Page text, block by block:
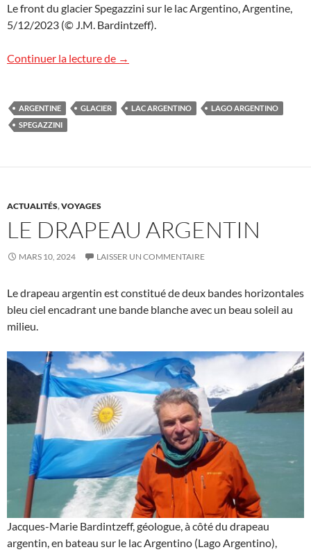
Le front du glacier Spegazzini sur le lac Argentino, Argentine,
5/12/2023 (© J.M. Bardintzeff).
Continuer la lecture de Glacier Spegazzini, Argentine
→
ARGENTINE GLACIER LAC ARGENTINO
LAGO ARGENTINO
SPEGAZZINI
ACTUALITÉS,VOYAGES
LE DRAPEAU ARGENTIN
MARS 10, 2024 LAISSER UN COMMENTAIRE
Le drapeau argentin est constitué de deux bandes horizontales
bleu ciel encadrant une bande blanche avec un beau soleil au
milieu.
Jacques-Marie Bardintzeff, géologue, à côté du drapeau
argentin, en bateau sur le lac Argentino (Lago Argentino),